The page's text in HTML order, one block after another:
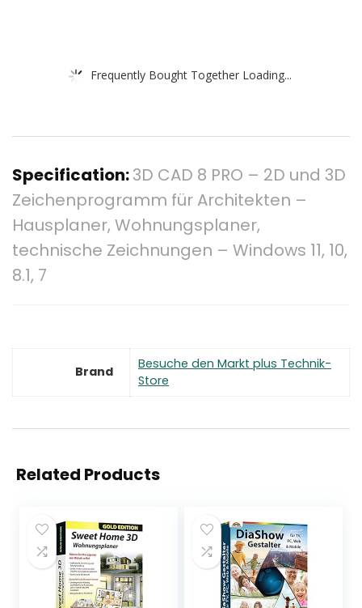
Frequently Bought Together Loading...
Specification:3D CAD 8 PRO – 2D und 3D
Zeichenprogramm für Architekten –
Hausplaner, Wohnungsplaner,
technische Zeichnungen – Windows 11, 10,
8.1, 7
Brand
Besuche den Markt plus Technik-
Store
Related Products